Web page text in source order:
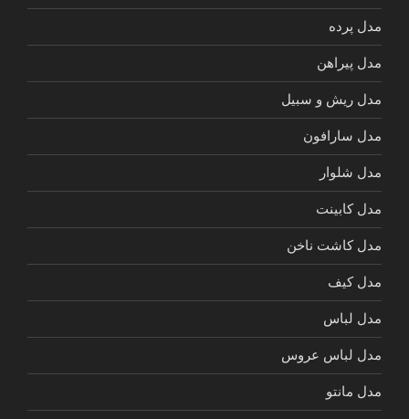
مدل پرده
مدل پیراهن
مدل ریش و سبیل
مدل سارافون
مدل شلوار
مدل کابینت
مدل کاشت ناخن
مدل کیف
مدل لباس
مدل لباس عروس
مدل مانتو